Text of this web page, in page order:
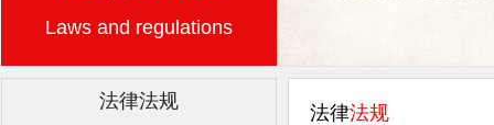
Laws and regulations
法律法规
法律法规